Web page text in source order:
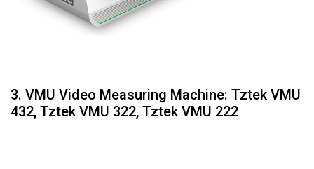
3. VMU Video Measuring Machine: Tztek VMU
432, Tztek VMU 322, Tztek VMU 222